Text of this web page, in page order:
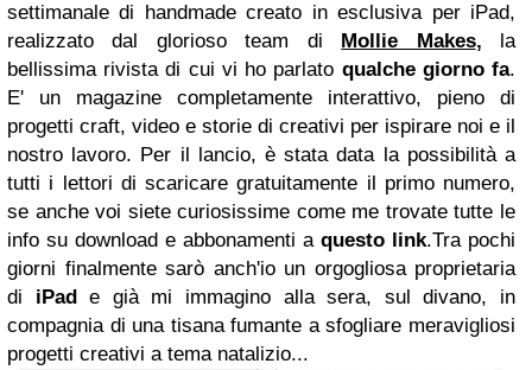
settimanale di handmade creato in esclusiva per iPad,
realizzato dal glorioso team di
Mollie Makes,
la
bellissima rivista di cui vi ho parlato qualche giorno fa.
E' un magazine completamente interattivo, pieno di
progetti craft, video e storie di creativi per ispirare noi e il
nostro lavoro. Per il lancio, è stata data la possibilità a
tutti i lettori di scaricare gratuitamente il primo numero,
se anche voi siete curiosissime come me trovate tutte le
info su download e abbonamenti a questo link.Tra pochi
giorni finalmente sarò anch'io un orgogliosa proprietaria
di iPad
e già mi immagino alla sera, sul divano, in
compagnia di una tisana fumante a sfogliare meravigliosi
progetti creativi a tema natalizio...